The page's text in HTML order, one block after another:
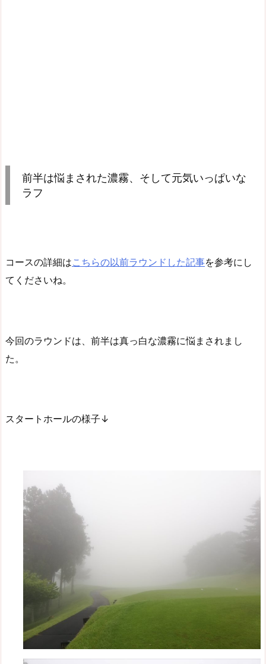
前半は悩まされた濃霧、そして元気いっぱいな
ラフ
コースの詳細はこちらの以前ラウンドした記事を参考にし
てくださいね。
今回のラウンドは、前半は真っ白な濃霧に悩まされまし
た。
スタートホールの様子↓